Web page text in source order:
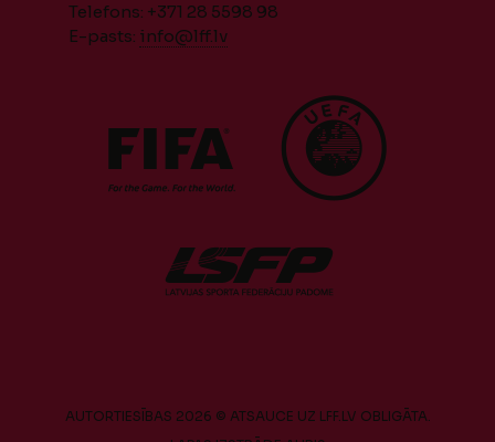
Telefons: +371 28 5598 98
E-pasts: info@lff.lv
AUTORTIESĪBAS 2026 © ATSAUCE UZ LFF.LV OBLIGĀTA.